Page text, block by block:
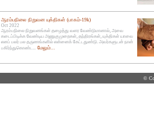
ஆரம்பநிலை நிறுவன யுக்திகள் (பாகம்-19k)
Oct 2022
ஆரம்பநிலை நிறுவனங்கள் தழைத்து வளர வேண்டுமானால், அவை
கடைப்பிடிக்க வேண்டிய அணுகுமுறைகள், தந்திரங்கள், யுக்திகள் யாவை
எனப் பலர் பல தருணங்களில் என்னைக் கேட்டதுண்டு. அவர்களுடன் நான்
பகிர்ந்துகொண்ட... மேலும்...
©